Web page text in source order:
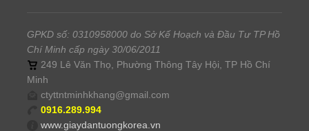
GPKD số: 0310958000 do Sở Kế Hoạch và Đầu Tư TP Hồ
Chí Minh cấp ngày 30/06/2011
249 Lê Văn Thọ, Phường Thông Tây Hội, TP Hồ Chí
Minh
ctyttntminhkhang@gmail.com
0916.289.994
www.giaydantuongkorea.vn